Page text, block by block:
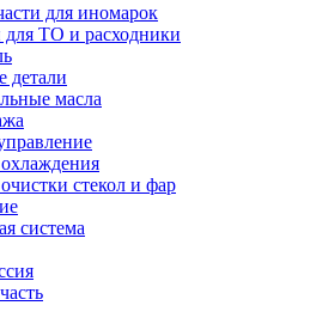
для иномарок
для ТО и расходники
детали
масла
стекол и фар
система